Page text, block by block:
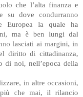
che l’alta finanza e
su dove condurranno
Europea la quale ha
ma è ben lungi dal
lasciati ai margini, in
diritto di cittadinanza,
di noi, nell’epoca della
in altre occasioni,
che mai, il rilancio